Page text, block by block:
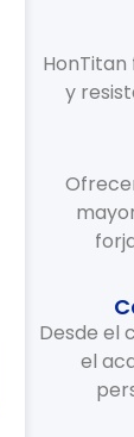
y
Desde el
el